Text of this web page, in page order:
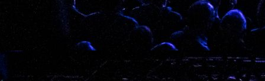
Album: Memories are Made of This